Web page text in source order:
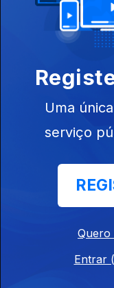
17 jul. 2026
Órfeu de Sá Lisboa
Direto
17 jul. 2026
Direto Cabo
16 jul. 2026
Direto
Uma
serviço
Quero
Entrar